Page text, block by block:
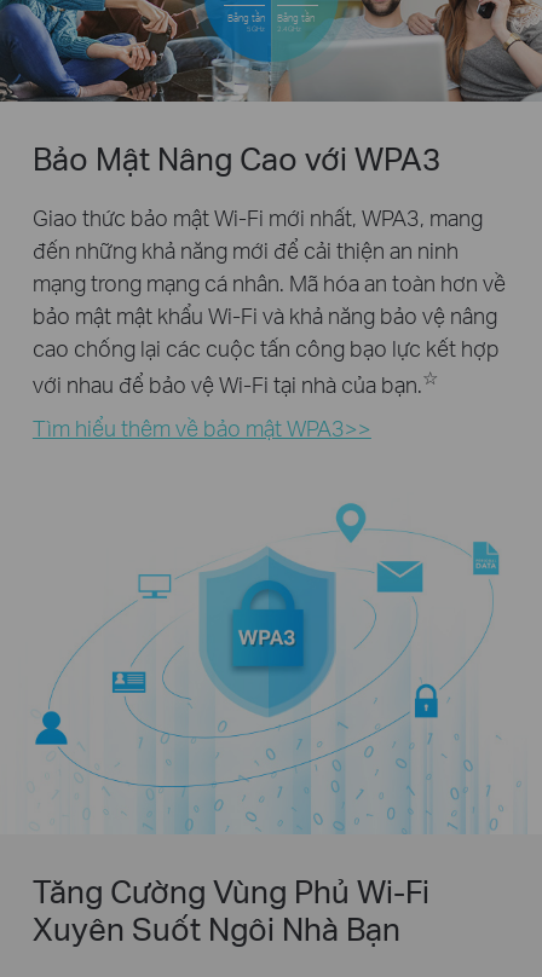
Băng tần
5GHz
Băng tần
2.4GHz
Bảo Mật Nâng Cao với WPA3
Giao thức bảo mật Wi-Fi mới nhất, WPA3, mang
đến những khả năng mới để cải thiện an ninh
mạng trong mạng cá nhân. Mã hóa an toàn hơn về
bảo mật mật khẩu Wi-Fi và khả năng bảo vệ nâng
cao chống lại các cuộc tấn công bạo lực kết hợp
với nhau để bảo vệ Wi-Fi tại nhà của bạn.☆
Tìm hiểu thêm về bảo mật WPA3>>
Tăng Cường Vùng Phủ Wi-Fi
Xuyên Suốt Ngôi Nhà Bạn